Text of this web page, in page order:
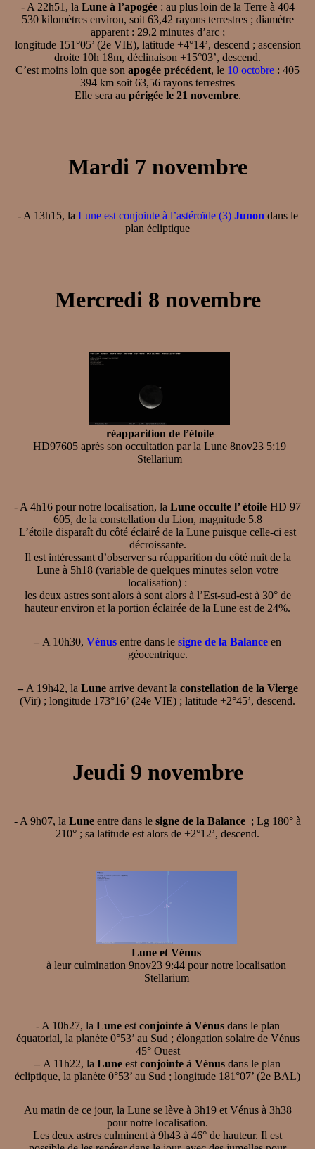
- A 22h51, la Lune à l’apogée: au plus loin de la Terre à 404
530 kilomètres environ, soit 63,42 rayons terrestres ; diamètre
apparent : 29,2 minutes d’arc ;
longitude 151°05’ (2e VIE), latitude +4°14’, descend ; ascension
droite 10h 18m, déclinaison +15°03’, descend.
C’est moins loin que son apogée précédent, le 10 octobre : 405
394 km soit 63,56 rayons terrestres
Elle sera au périgée le 21 novembre.
Mardi 7 novembre
- A 13h15, la Lune est conjointe à l’astéroïde (3) Junon dans le
plan écliptique
Mercredi 8 novembre
réapparition de l’étoile
HD97605 après son occultation par la Lune 8nov23 5:19
Stellarium
- A 4h16 pour notre localisation, la Lune occulte l’ étoile HD 97
605, de la constellation du Lion, magnitude 5.8
L’étoile disparaît du côté éclairé de la Lune puisque celle-ci est
décroissante.
Il est intéressant d’observer sa réapparition du côté nuit de la
Lune à 5h18 (variable de quelques minutes selon votre
localisation) :
les deux astres sont alors à sont alors à l’Est-sud-est à 30° de
hauteur environ et la portion éclairée de la Lune est de 24%.
– A 10h30, Vénus entre dans le signe de la Balance en
géocentrique.
–A 19h42, la Lunearrive devant la constellation de la Vierge
(Vir) ; longitude 173°16’ (24e VIE) ; latitude +2°45’, descend.
Jeudi 9 novembre
- A 9h07, la Lune entre dans le signe de la Balance ; Lg 180° à
210° ; sa latitude est alors de +2°12’, descend.
Lune et Vénus
à leur culmination 9nov23 9:44 pour notre localisation
Stellarium
- A 10h27, la Luneest conjointe à Vénusdans le plan
équatorial, la planète 0°53’ au Sud ; élongation solaire de Vénus
45° Ouest
– A 11h22, la Lune est conjointe à Vénus dans le plan
écliptique, la planète 0°53’ au Sud ; longitude 181°07’ (2e BAL)
Au matin de ce jour, la Lune se lève à 3h19 et Vénus à 3h38
pour notre localisation.
Les deux astres culminent à 9h43 à 46° de hauteur. Il est